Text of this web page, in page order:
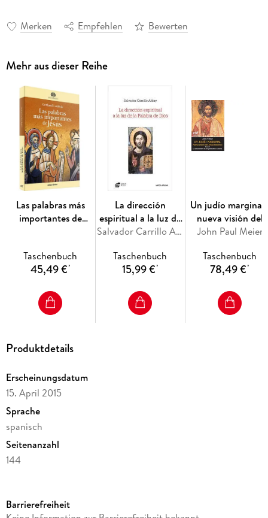
Merken Empfehlen Bewerten
Mehr aus dieser Reihe
Las palabras más
importantes de
Taschenbuch
45,49 €*
La dirección
espiritual a la luz de
la palabra de DiosSalvador Carrillo Alday
Taschenbuch
15,99 €*
Un judío marginal
nueva visión del
Jesús histórico V :
parábolas a
John Paul Meier
Taschenbuch
78,49 €*
Produktdetails
Erscheinungsdatum
15. April 2015
Sprache
spanisch
Seitenanzahl
144
Autor/Autorin
Barrierefreiheit